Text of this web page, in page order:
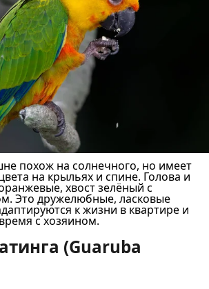
похож на солнечного, но имеет
на крыльях и спине. Голова и
хвост зелёный с
Это дружелюбные, ласковые
к жизни в квартире и
с хозяином.
(Guaruba